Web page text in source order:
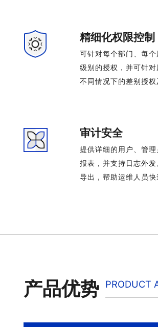
精细化权限控制
可针对每个部门、每
级别的授权，并可针
不同情况下的差别授权
审计安全
提供详细的用户、管
报表，并支持日志外
导出，帮助运维人员快
产品优势 PRODUCT